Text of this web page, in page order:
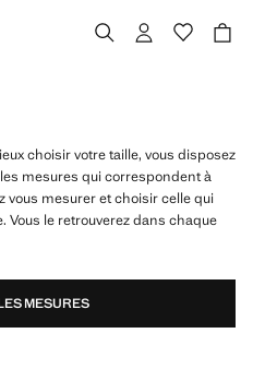
choisir votre taille, vous disposez
mesures qui correspondent à
vous mesurer et choisir celle qui
Vous le retrouverez dans chaque
MESURES